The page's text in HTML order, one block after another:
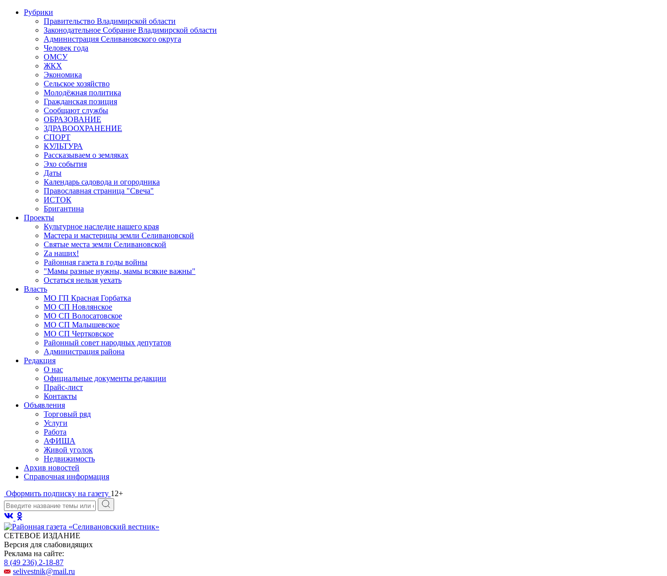
Рубрики
Правительство Владимирской области
Законодательное Собрание Владимирской области
Администрация Селивановского округа
Человек года
ОМСУ
ЖКХ
Экономика
Сельское хозяйство
Молодёжная политика
Гражданская позиция
Сообщают службы
ОБРАЗОВАНИЕ
ЗДРАВООХРАНЕНИЕ
СПОРТ
КУЛЬТУРА
Рассказываем о земляках
Эхо события
Даты
Календарь садовода и огородника
Православная страница "Свеча"
ИСТОК
Бригантина
Проекты
Культурное наследие нашего края
Мастера и мастерицы земли Селивановской
Святые места земли Селивановской
Zа наших!
Районная газета в годы войны
"Мамы разные нужны, мамы всякие важны"
Остаться нельзя уехать
Власть
МО ГП Красная Горбатка
МО СП Новлянское
МО СП Волосатовское
МО СП Малышевское
МО СП Чертковское
Районный совет народных депутатов
Администрация района
Редакция
О нас
Официальные документы редакции
Прайс-лист
Контакты
Объявления
Торговый ряд
Услуги
Работа
АФИША
Живой уголок
Недвижимость
Архив новостей
Справочная информация
Оформить подписку на газету 12+
СЕТЕВОЕ ИЗДАНИЕ
Версия для слабовидящих
Реклама на сайте:
8 (49 236) 2-18-87
selivestnik@mail.ru